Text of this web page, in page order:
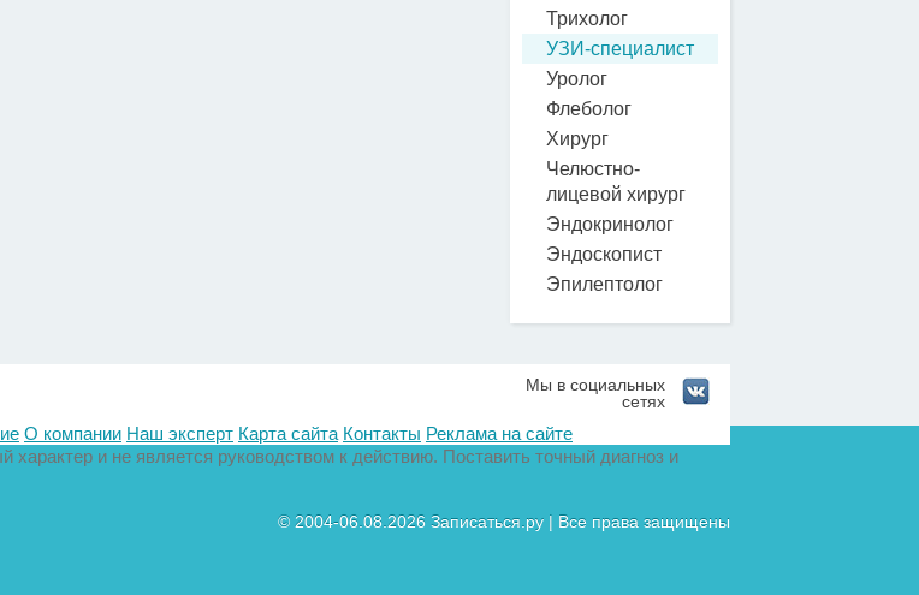
Трихолог
УЗИ-специалист
Уролог
Флеболог
Хирург
Челюстно-
лицевой хирург
Эндокринолог
Эндоскопист
Эпилептолог
О компании Наш эксперт Карта сайта Контакты Реклама на сайте
Мы в социальных
сетях
и не является руководством к действию. Поставить точный диагноз и
© 2004-06.08.2026 Записаться.ру | Все права защищены